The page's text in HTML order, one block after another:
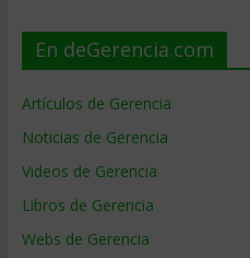
En deGerencia.com
Artículos de Gerencia
Noticias de Gerencia
Videos de Gerencia
Libros de Gerencia
Webs de Gerencia